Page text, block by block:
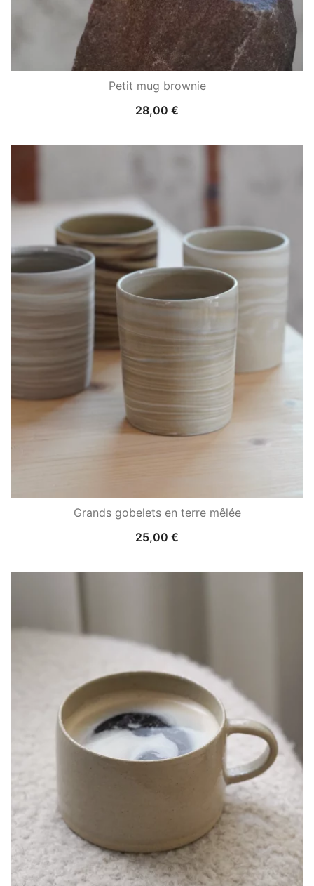
Petit mug brownie
28,00 €
Grands gobelets en terre mêlée
25,00 €